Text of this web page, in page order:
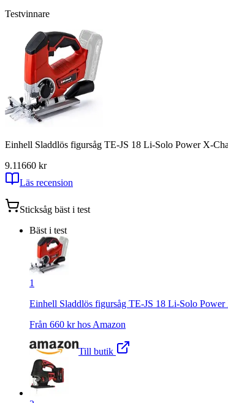
Testvinnare
Einhell Sladdlös figursåg TE-JS 18 Li-Solo Power X-
9.11660 kr
Läs recension
Sticksåg bäst i test
Bäst i test
1
Einhell Sladdlös figursåg TE-JS 18 Li-Solo
Från 660 kr hos Amazon
Till butik